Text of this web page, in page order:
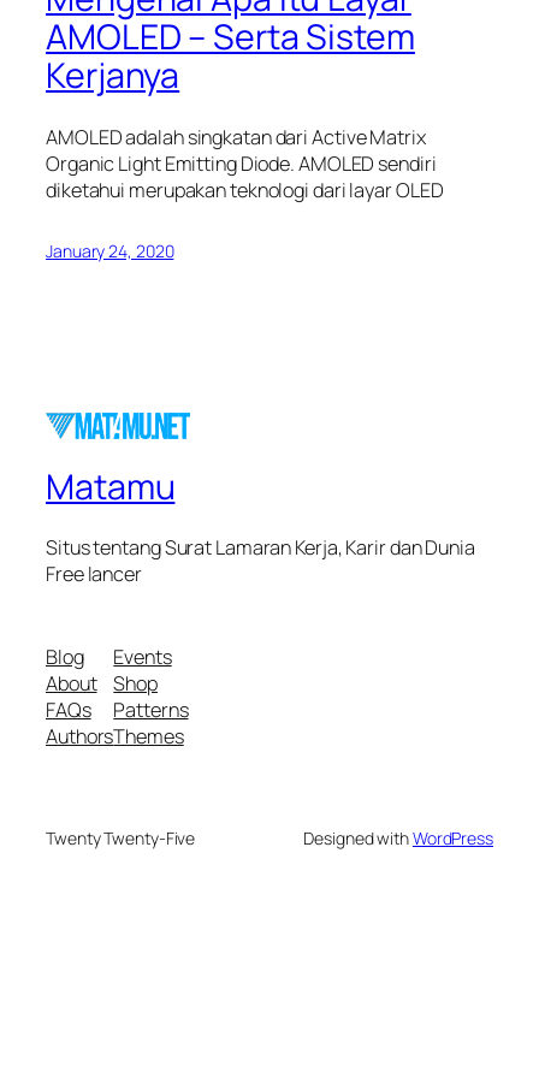
AMOLED – Serta Sistem
Kerjanya
AMOLED adalah singkatan dari Active Matrix
Organic Light Emitting Diode. AMOLED sendiri
diketahui merupakan teknologi dari layar OLED
January 24, 2020
Matamu
Situs tentang Surat Lamaran Kerja, Karir dan Dunia
Free lancer
Blog
About
FAQs
Authors
Events
Shop
Patterns
Themes
Twenty Twenty-Five Designed withWordPress